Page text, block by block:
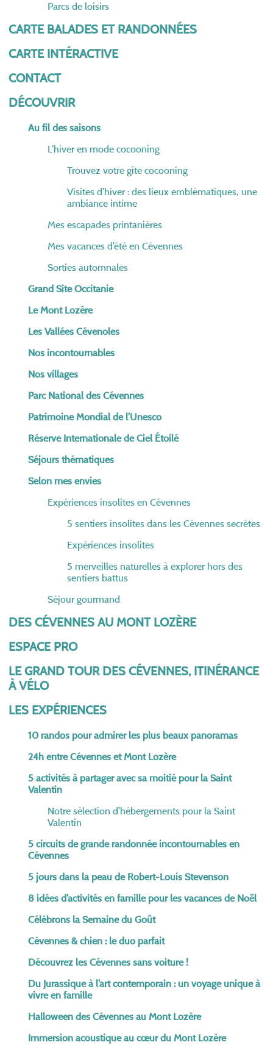
Parcs de loisirs
CARTE BALADES ET RANDONNÉES
CARTE INTÉRACTIVE
CONTACT
DÉCOUVRIR
Au fil des saisons
L’hiver en mode cocooning
Trouvez votre gîte cocooning
Visites d’hiver : des lieux emblématiques, une
ambiance intime
Mes escapades printanières
Mes vacances d’été en Cévennes
Sorties automnales
Grand Site Occitanie
Le Mont Lozère
Les Vallées Cévenoles
Nos incontournables
Nos villages
Parc National des Cévennes
Patrimoine Mondial de l’Unesco
Réserve Internationale de Ciel Étoilé
Séjours thématiques
Selon mes envies
Expériences insolites en Cévennes
5 sentiers insolites dans les Cévennes secrètes
Expériences insolites
5 merveilles naturelles à explorer hors des
sentiers battus
Séjour gourmand
DES CÉVENNES AU MONT LOZÈRE
ESPACE PRO
LE GRAND TOUR DES CÉVENNES, ITINÉRANCE
À VÉLO
LES EXPÉRIENCES
10 randos pour admirer les plus beaux panoramas
24h entre Cévennes et Mont Lozère
5 activités à partager avec sa moitié pour la Saint
Valentin
Notre sélection d’hébergements pour la Saint
Valentin
5 circuits de grande randonnée incontournables en
Cévennes
5 jours dans la peau de Robert-Louis Stevenson
8 idées d’activités en famille pour les vacances de Noël
Célébrons la Semaine du Goût
Cévennes & chien : le duo parfait
Découvrez les Cévennes sans voiture !
Du Jurassique à l’art contemporain : un voyage unique à
vivre en famille
Halloween des Cévennes au Mont Lozère
Immersion acoustique au cœur du Mont Lozère